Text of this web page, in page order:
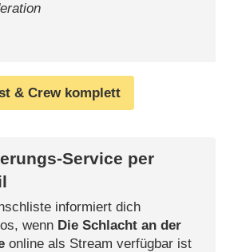
& Crew komplett
Service per
informiert dich
wenn Die Schlacht an der
online als Stream verfügbar ist